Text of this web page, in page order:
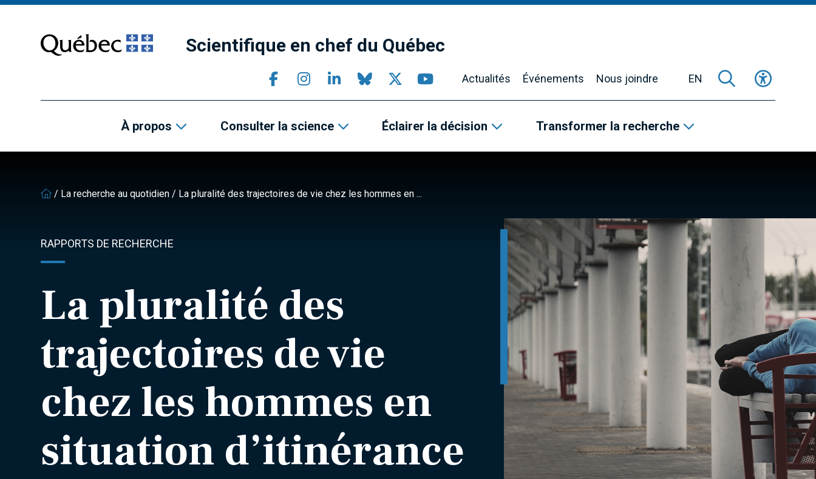
contenu
principal
Scientifique en chef du Québec
Actualités Événements Nous joindre EN
À propos Consulter la science Éclairer la décision Transformer la recherche
/ La recherche au quotidien / La pluralité des trajectoires de vie chez les hommes en ...
RAPPORTS DE RECHERCHE
La pluralité des
trajectoires de vie
chez les hommes en
situation d’itinérance